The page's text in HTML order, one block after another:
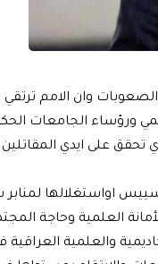
وان الامم ترتقي
ورؤساء الجامعات
تحقق على ايدي
اواستغلالها
العلمية وحاجة
والعلمية العراقية